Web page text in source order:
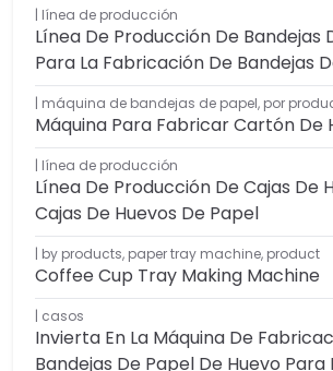
línea de producción
Línea De Producción De Bandejas
Para La Fabricación De Bandejas
máquina de bandejas de papel, por
Máquina Para Fabricar Cartón De
línea de producción
Línea De Producción De Cajas De
Cajas De Huevos De Papel
by products, paper tray machine, product
Coffee Cup Tray Making Machine
casos
Invierta En La Máquina De
Bandejas De Papel De Huevo Para